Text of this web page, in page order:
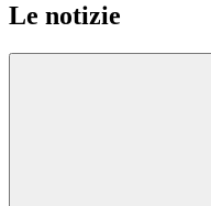
Le notizie